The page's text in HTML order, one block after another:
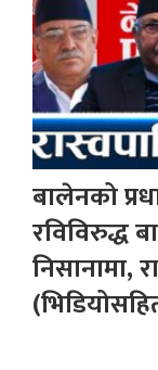
बालेनको
रविविरुद्ध
निसानामा,